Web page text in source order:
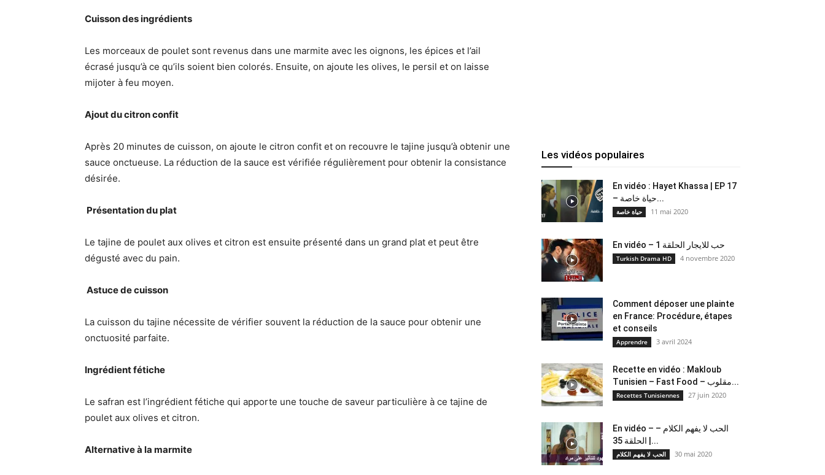
Cuisson des ingrédients
Les morceaux de poulet sont revenus dans une marmite avec les oignons, les épices et l’ail
écrasé jusqu’à ce qu’ils soient bien colorés. Ensuite, on ajoute les olives, le persil et on laisse
mijoter à feu moyen.
Ajout du citron confit
Après 20 minutes de cuisson, on ajoute le citron confit et on recouvre le tajine jusqu’à obtenir une
sauce onctueuse. La réduction de la sauce est vérifiée régulièrement pour obtenir la consistance
désirée.
️ Présentation du plat
Le tajine de poulet aux olives et citron est ensuite présenté dans un grand plat et peut être
dégusté avec du pain.
‍ Astuce de cuisson
La cuisson du tajine nécessite de vérifier souvent la réduction de la sauce pour obtenir une
onctuosité parfaite.
Ingrédient fétiche
Le safran est l’ingrédient fétiche qui apporte une touche de saveur particulière à ce tajine de
poulet aux olives et citron.
Alternative à la marmite
Les vidéos populaires
En vidéo : Hayet Khassa | EP 17
– حياة خاصة...
حياة خاصة 11 mai 2020
En vidéo – حب للايجار الحلقة 1
Turkish Drama HD 4 novembre 2020
Comment déposer une plainte
en France: Procédure, étapes
et conseils
Apprendre 3 avril 2024
Recette en vidéo : Makloub
Tunisien – Fast Food – مقلوب...
Recettes Tunisiennes 27 juin 2020
En vidéo – الحب لا يفهم الكلام –
الحلقة 35 |...
الحب لا يفهم الكلام 30 mai 2020